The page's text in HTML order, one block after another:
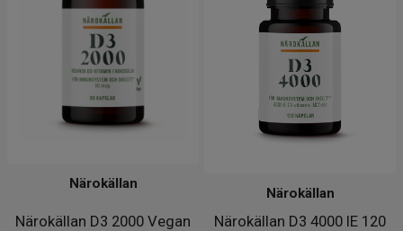
Närokällan D3 2000 Vegan
Närokällan
Närokällan D3 4000 IE 120
Närokällan